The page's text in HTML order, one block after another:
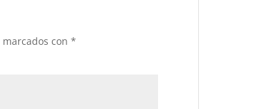
marcados con*